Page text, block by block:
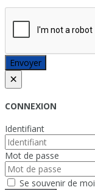
Envoyer
×
CONNEXION
Identifiant
Mot de passe
Se souvenir de moi